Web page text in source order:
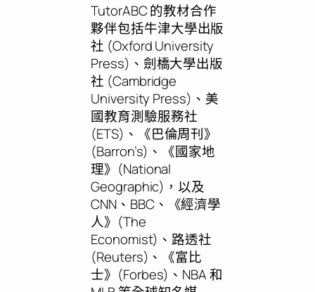
TutorABC 的教材合作
夥伴包括牛津大學出版
社 (Oxford University
Press)、劍橋大學出版
社 (Cambridge
University Press)、美
國教育測驗服務社
(ETS)、《巴倫周刊》
(Barron’s)、《國家地
理》(National
Geographic)，以及
CNN、BBC、《經濟學
人》(The
Economist)、路透社
(Reuters)、《富比
士》(Forbes)、NBA 和